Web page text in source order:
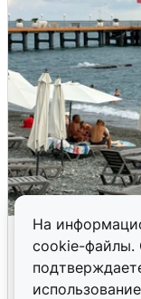
На
cookie-файлы.
Жители и
об атаке
5 августа 0